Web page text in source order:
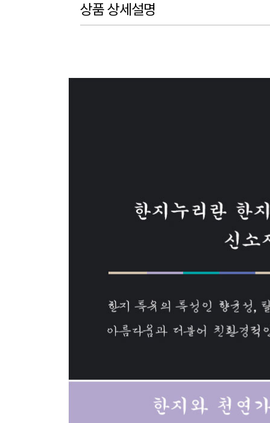
상품 상세설명